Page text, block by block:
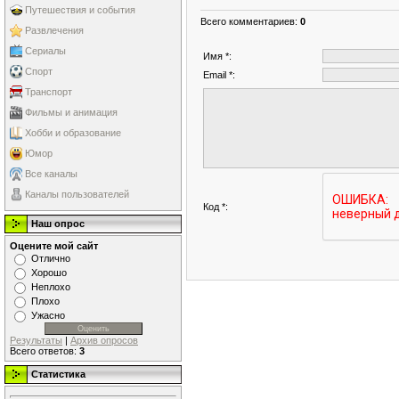
Путешествия и события
Развлечения
Сериалы
Спорт
Транспорт
Фильмы и анимация
Хобби и образование
Юмор
Все каналы
Каналы пользователей
Наш опрос
Оцените мой сайт
Отлично
Хорошо
Неплохо
Плохо
Ужасно
Результаты | Архив опросов
Всего ответов: 3
Статистика
Всего комментариев: 0
Имя *:
Email *:
Код *: